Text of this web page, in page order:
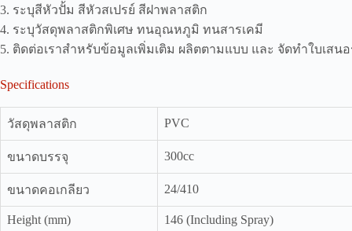
3. ระบุสีหัวปั้ม สีหัวสเปรย์ สีฝาพลาสติก
4. ระบุวัสดุพลาสติกพิเศษ ทนอุณหภูมิ ทนสารเคมี
5. ติดต่อเราสำหรับข้อมูลเพิ่มเติม ผลิตตามแบบ และ จัดทำใบเสน
Specifications
วัสดุพลาสติก PVC
ขนาดบรรจุ 300cc
ขนาดคอเกลียว 24/410
Height (mm) 146 (Including Spray)